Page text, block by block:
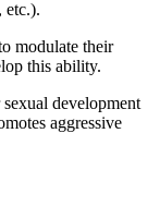
etc.).
modulate their
this ability.
development
aggressive